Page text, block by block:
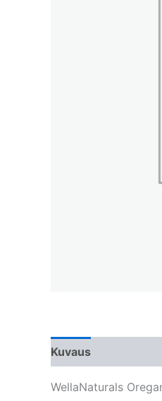
Kuvaus
WellaNaturals